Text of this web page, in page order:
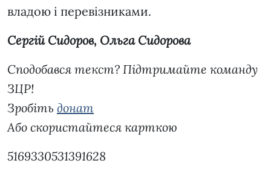
владою і перевізниками.
Сергій Сидоров, Ольга Сидорова
Сподобався текст? Підтримайте команду
ЗЦР!
Зробіть донат
Або скористайтеся карткою
5169330531391628